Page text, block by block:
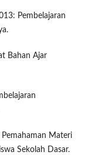
Pembelajaran
Bahan Ajar
Materi
Sekolah Dasar.